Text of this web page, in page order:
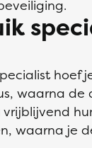
hoef
waarna
waarna je